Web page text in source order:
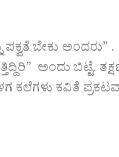
ಬೇಕು
ಅಂದು ಬಿಟ್ಟೆ.
ಕವಿತೆ